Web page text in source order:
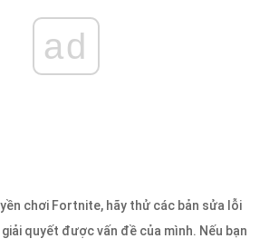
ad
chơi Fortnite, hãy thử các bản sửa lỗi
quyết được vấn đề của mình. Nếu bạn